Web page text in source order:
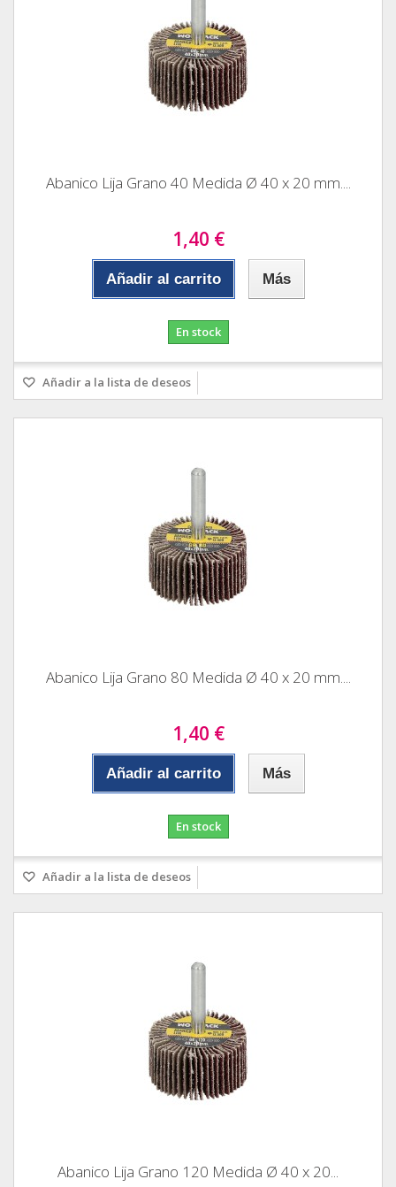
Abanico Lija Grano 40 Medida Ø 40 x 20 mm....
1,40 €
Añadir al carrito Más
En stock
Añadir a la lista de deseos
Abanico Lija Grano 80 Medida Ø 40 x 20 mm....
1,40 €
Añadir al carrito Más
En stock
Añadir a la lista de deseos
Abanico Lija Grano 120 Medida Ø 40 x 20...